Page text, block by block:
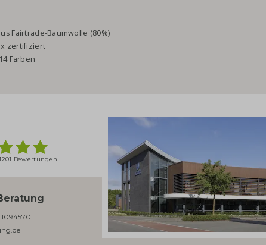
Fairtrade-Baumwolle (80%)
zertifiziert
Farben
Bewertungen